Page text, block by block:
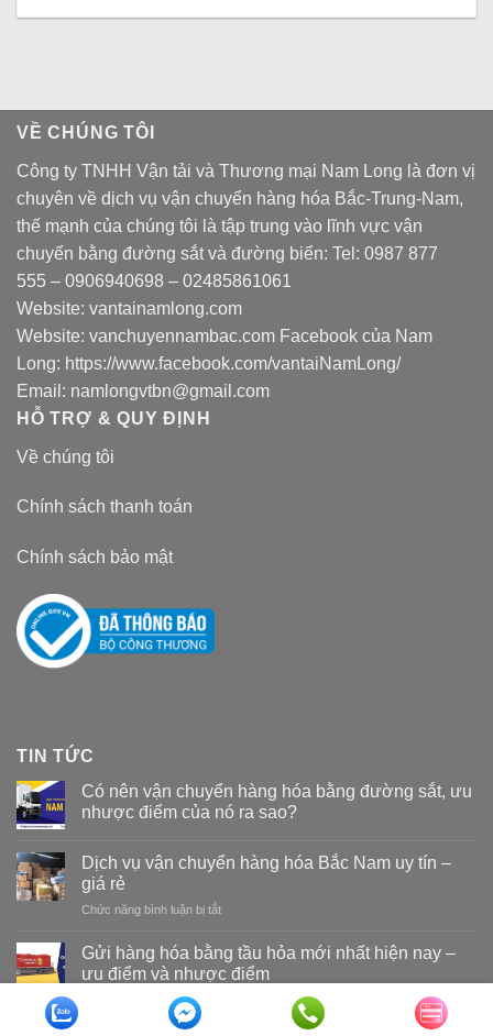
VỀ CHÚNG TÔI
Công ty TNHH Vận tải và Thương mại Nam Long là đơn vị
chuyên về dịch vụ vận chuyển hàng hóa Bắc-Trung-Nam,
thế mạnh của chúng tôi là tập trung vào lĩnh vực vận
chuyển bằng đường sắt và đường biển: Tel: 0987 877
555 – 0906940698 – 02485861061
Website: vantainamlong.com
Website: vanchuyennambac.com Facebook của Nam
Long: https://www.facebook.com/vantaiNamLong/
Email: namlongvtbn@gmail.com
HỖ TRỢ & QUY ĐỊNH
Về chúng tôi
Chính sách thanh toán
Chính sách bảo mật
TIN TỨC
Có nên vận chuyển hàng hóa bằng đường sắt, ưu
nhược điểm của nó ra sao?
Dịch vụ vận chuyển hàng hóa Bắc Nam uy tín –
giá rẻ
Chức năng bình luận bị tắt
vụ
vận
chuyển
Gửi hàng hóa bằng tầu hỏa mới nhất hiện nay –
ưu điểm và nhược điểm
Copyright 2026 © Vận tải đường sắt Nam Long